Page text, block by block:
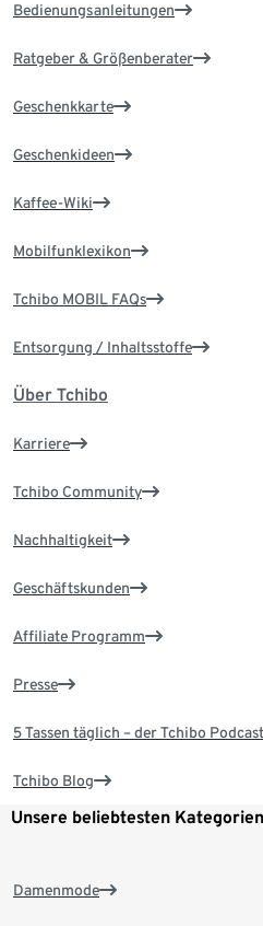
Bedienungsanleitungen
Ratgeber & Größenberater
Geschenkkarte
Geschenkideen
Kaffee-Wiki
Mobilfunklexikon
Tchibo MOBIL FAQs
Entsorgung / Inhaltsstoffe
Über Tchibo
Karriere
Tchibo Community
Nachhaltigkeit
Geschäftskunden
Affiliate Programm
Presse
5 Tassen täglich – der Tchibo Podcast
Tchibo Blog
Unsere beliebtesten Kategorien
Damenmode